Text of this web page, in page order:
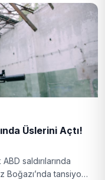
Üslerini Açtı!
saldırılarında
Boğazı’nda tansiyon